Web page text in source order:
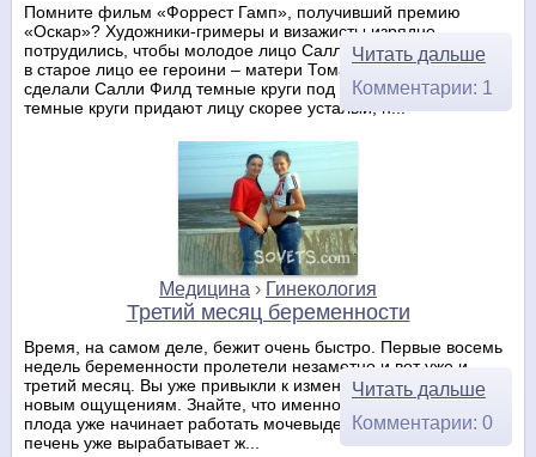
Помните фильм «Форрест Гамп», получивший премию
«Оскар»? Художники-гримеры и визажисты изрядно
потрудились, чтобы молодое лицо Салли Филд превратилось
в старое лицо ее героини – матери Тома Хэнкса. Они
сделали Салли Филд темные круги под глазами. Правда,
темные круги придают лицу скорее усталый, н...
Читать дальше
Комментарии: 1
Медицина › Гинекология
Третий месяц беременности
Время, на самом деле, бежит очень быстро. Первые восемь
недель беременности пролетели незаметно и вот уже и
третий месяц. Вы уже привыкли к изменениям в организме, к
новым ощущениям. Знайте, что именно в этот период у
плода уже начинает работать мочевыделительная система,
печень уже вырабатывает ж...
Читать дальше
Комментарии: 0